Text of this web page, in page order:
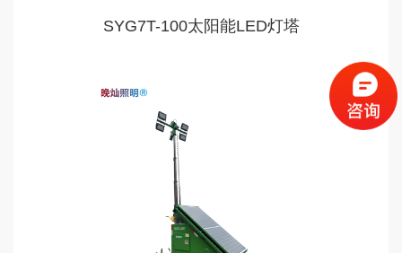
SYG7T-100太阳能LED灯塔